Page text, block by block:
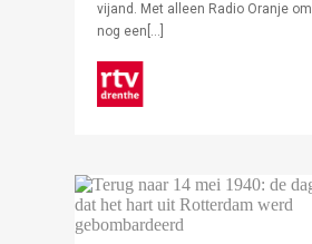
vijand. Met alleen Radio Oranje om
nog een[…]